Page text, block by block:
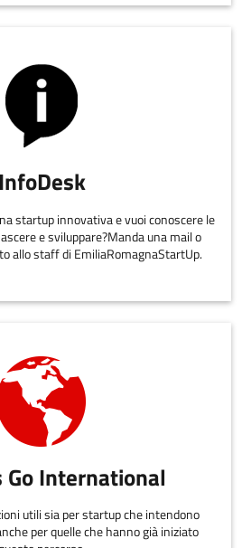
InfoDesk
startup innovativa e vuoi conoscere le
e sviluppare?Manda una mail o
allo staff di EmiliaRomagnaStartUp.
International
utili sia per startup che intendono
per quelle che hanno già iniziato